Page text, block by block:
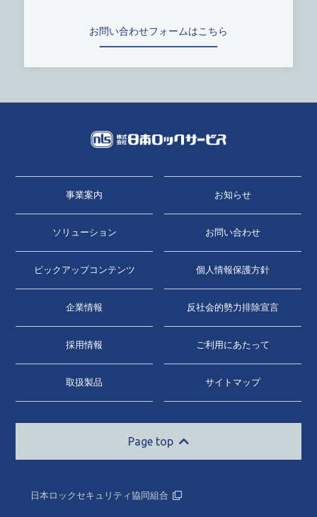
お問い合わせフォームはこちら
事業案内
ソリューション
ピックアップコンテンツ
企業情報
採用情報
取扱製品
お知らせ
お問い合わせ
個人情報保護方針
反社会的勢力排除宣言
ご利用にあたって
サイトマップ
Page top
日本ロックセキュリティ協同組合